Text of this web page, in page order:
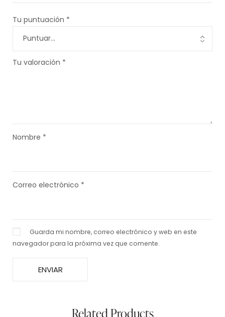
Tu puntuación *
Tu valoración *
Nombre *
Correo electrónico *
Guarda mi nombre, correo electrónico y web en este
navegador para la próxima vez que comente.
Related Products